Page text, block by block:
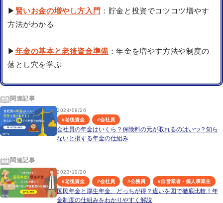
▶ 賢いお金の増やし方入門 ：貯金と投資でコツコツ増やす
方法がわかる
▶ 年金の基本と老後資金準備 ：年金を増やす方法や制度の
落とし穴を学ぶ
関連記事
2024/09/26
#老後資金 #会社員
会社員の年金はいくら？保険料の元が取れるのはいつ？知ら
ないと損する年金の仕組み
関連記事
2023/10/20
#老後資金 #会社員 #公務員 #自営業者・個人事業主
国民年金と厚生年金、どっちが得？違いを図で徹底比較！年
金制度の仕組みをわかりやすく解説